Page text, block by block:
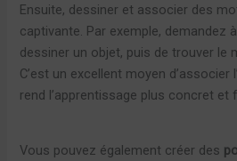
Ensuite, dessiner et associer des
captivante. Par exemple, demandez
dessiner un objet, puis de trouver le
C’est un excellent moyen d’associer
rend l’apprentissage plus concret
Vous pouvez également créer des